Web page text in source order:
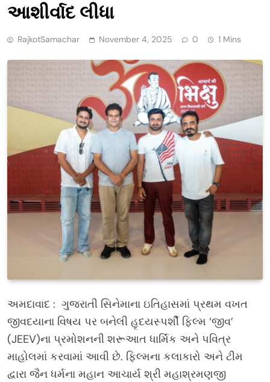
આશીર્વાદ લીધા
RajkotSamachar November 4, 2025 0 1 Mins
અમદાવાદ : ગુજરાતી સિનેમાના ઇતિહાસમાં પ્રથમ વખત
જીવદયાના વિષય પર બનેલી હૃદયસ્પર્શી ફિલ્મ ‘જીવ’
(JEEV)ના પ્રમોશનની શરૂઆત ધાર્મિક અને પવિત્ર
માહોલમાં કરવામાં આવી છે. ફિલ્મના કલાકારો અને ટીમ
દ્વારા જૈન ધર્મના મહાન આચાર્ય શ્રી મહાશ્રમણજી